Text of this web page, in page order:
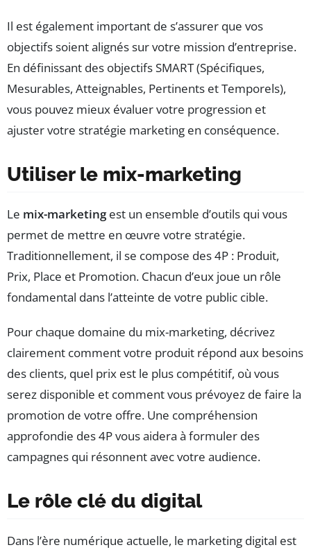
Il est également important de s’assurer que vos
objectifs soient alignés sur votre mission d’entreprise.
En définissant des objectifs SMART (Spécifiques,
Mesurables, Atteignables, Pertinents et Temporels),
vous pouvez mieux évaluer votre progression et
ajuster votre stratégie marketing en conséquence.
Utiliser le mix-marketing
Le mix-marketingest un ensemble d’outils qui vous
permet de mettre en œuvre votre stratégie.
Traditionnellement, il se compose des 4P : Produit,
Prix, Place et Promotion. Chacun d’eux joue un rôle
fondamental dans l’atteinte de votre public cible.
Pour chaque domaine du mix-marketing, décrivez
clairement comment votre produit répond aux besoins
des clients, quel prix est le plus compétitif, où vous
serez disponible et comment vous prévoyez de faire la
promotion de votre offre. Une compréhension
approfondie des 4P vous aidera à formuler des
campagnes qui résonnent avec votre audience.
Le rôle clé du digital
Dans l’ère numérique actuelle, le marketing digital est